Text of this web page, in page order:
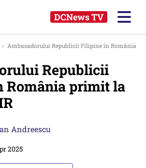
DCNews TV
› Ambasadorului Republicii Filipine în România
Republicii
România primit la
Andreescu
2025